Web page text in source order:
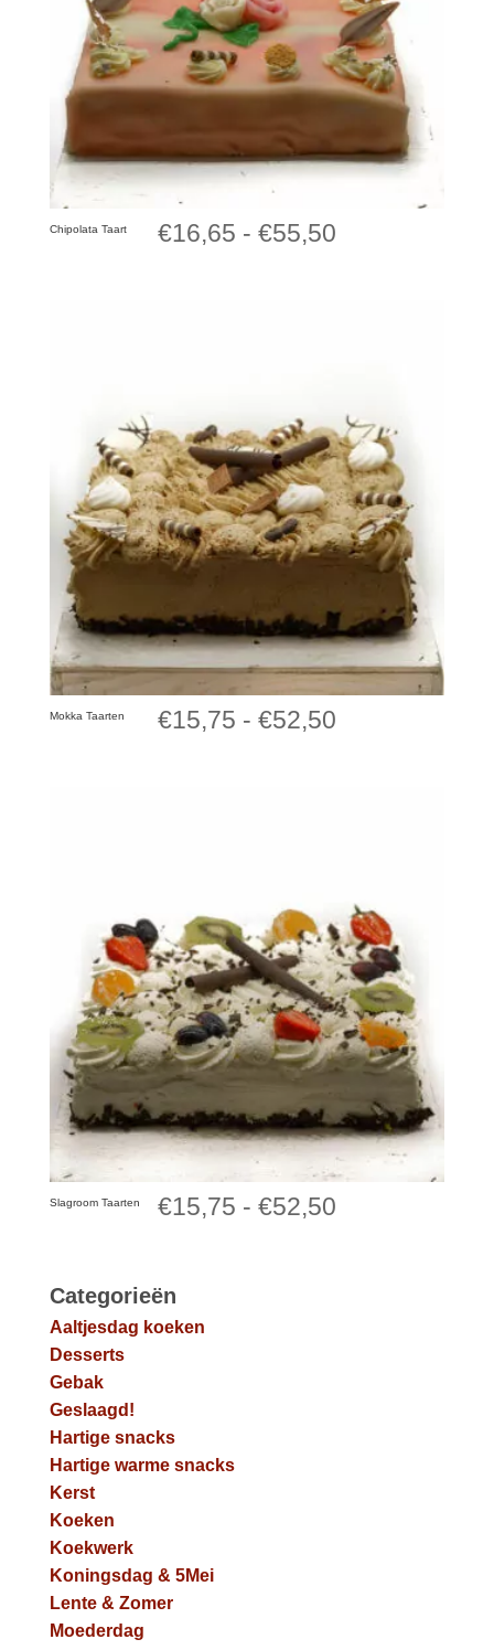
Chipolata Taart €16,65 - €55,50Prijsklasse:
Mokka Taarten €15,75 - €52,50Prijsklasse:
Slagroom Taarten €15,75 - €52,50Prijsklasse:
Categorieën
Aaltjesdag koeken
Desserts
Gebak
Geslaagd!
Hartige snacks
Hartige warme snacks
Kerst
Koeken
Koekwerk
Koningsdag & 5Mei
Lente & Zomer
Moederdag